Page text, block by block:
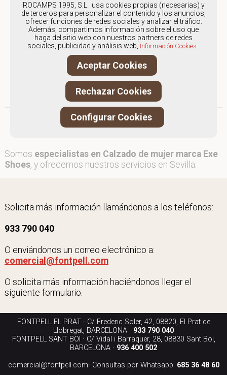
en comercial@fontpell.com.
Los envíos a Sevilla gestionados
entre semana se entregarán en
menos de 48 horas; los pedidos
realizados en fin de semana, el
producto se enviará a partir del
lunes.
Somos especialistas en Calzado de mujer marca Exe
Shoes, y ofrecemos nuestros servicios en Sevilla.
Solicita más información llamándonos a los teléfonos:
933 790 040
O enviándonos un correo electrónico a:
comercial@fontpell.com
O solicita más información haciéndonos llegar el
siguiente formulario:
FONTPELL EL PRAT · C/ Frederic Soler, 42, 08820, El Prat de
Llobregat, BARCELONA · 933 790 040
FONTPELL SANT BOI · C/ Vidal i Barraquer, 28, 08830 Sant Boi,
BARCELONA · 936 400 502
comercial@fontpell.com· Consultas por Whatsapp: 685 36 48 60
ROCAMPS 1995, S.L. usa cookies propias (necesarias) y
de terceros para personalizar el contenido y los anuncios,
ofrecer funciones de redes sociales y analizar el tráfico.
Además, compartimos información sobre el uso que
haga del sitio web con nuestros partners de redes
sociales, publicidad y análisis web, Información Cookies.
Aceptar Cookies
Rechazar Cookies
Configurar Cookies